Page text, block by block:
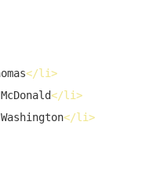
</li>
</li>
</li>